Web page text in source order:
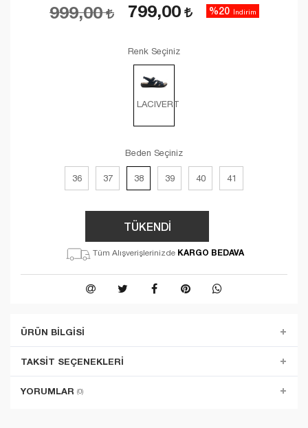
999,00 799,00 %20 İndirim
Renk Seçiniz
LACIVERT
Beden Seçiniz
36 37 38 39 40 41
TÜKENDİ
Tüm Alışverişlerinizde KARGO BEDAVA
ÜRÜN BILGISI
TAKSIT SEÇENEKLERI
YORUMLAR (0)